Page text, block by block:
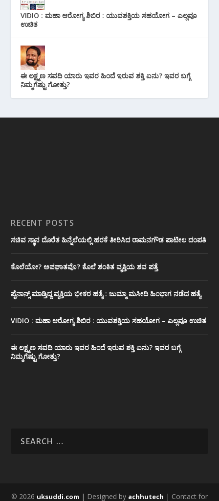
VIDIO : ಮಹಾ ಆರೋಗ್ಯ ಶಿಬಿರ : ಯುವಶಕ್ತಿಯ ಸಹಯೋಗ – ಎಲ್ಲವೂ
ಉಚಿತ
ಈ ಲಕ್ಷ್ಮಣ ಸವದಿ ಯಾರು ಇವರ ಹಿಂದೆ ಇರುವ ಶಕ್ತಿ ಏನು? ಇವರ ಬಗ್ಗೆ
ನಿಮ್ಮಗೆಷ್ಟು ಗೋತ್ತು?
RECENT POSTS
ಸಚಿವ ಸ್ಥಾನ ದೊರೆತ ಹಿನ್ನೆಲೆಯಲ್ಲಿ ಹರಕೆ ತೀರಿಸಿದ ರಾಮನಗೌಡ ಪಾಟೀಲ ದಂಪತಿ
ಕೊಲೆಯೋ? ಅಪಘಾತವೊ? ಕೊಲೆ ಶಂಕಿತ ವ್ಯಕ್ತಿಯ ಶವ ಪತ್ತೆ
ಪೈನಾನ್ಸ್ ಮಾಡ್ತಿದ್ದ ವ್ಯಕ್ತಿಯ ಭೀಕರ‌ ಹತ್ಯೆ : ಜುಮ್ಮಾ ಮಸೀದಿ ಹಿಂಭಾಗ ನಡೆದ ಹತ್ಯೆ
VIDIO : ಮಹಾ ಆರೋಗ್ಯ ಶಿಬಿರ : ಯುವಶಕ್ತಿಯ ಸಹಯೋಗ – ಎಲ್ಲವೂ ಉಚಿತ
ಈ ಲಕ್ಷ್ಮಣ ಸವದಿ ಯಾರು ಇವರ ಹಿಂದೆ ಇರುವ ಶಕ್ತಿ ಏನು? ಇವರ ಬಗ್ಗೆ
ನಿಮ್ಮಗೆಷ್ಟು ಗೋತ್ತು?
© 2026 uksuddi.com | Designed by achhutech | Contact for